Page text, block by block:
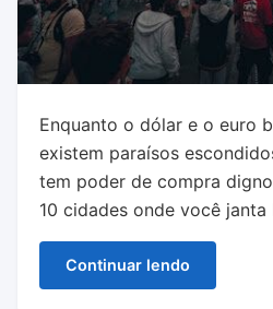
Enquanto o dólar e o euro
existem paraísos
tem poder de compra
10 cidades onde você
Continuar lendo